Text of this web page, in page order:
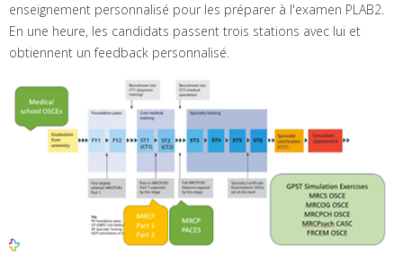
enseignement personnalisé pour les préparer à l'examen PLAB2.
En une heure, les candidats passent trois stations avec lui et
obtiennent un feedback personnalisé.